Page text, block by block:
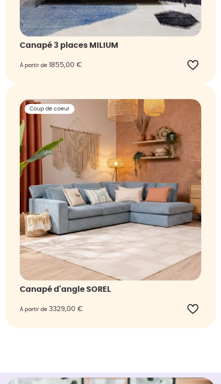
Canapé 3 places MILIUM
À partir de 1855,00 €
Coup de coeur
Canapé d'angle SOREL
À partir de 3329,00 €